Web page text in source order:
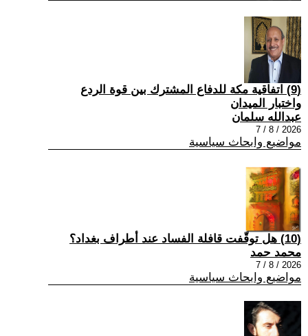
(9) اتفاقية مكة للدفاع المشترك بين قوة الردع
واختبار الميدان
عبدالله سلمان
2026 / 8 / 7
مواضيع وابحاث سياسية
(10) هل توقّفت قافلة الفساد عند أطراف بغداد؟
محمد حمد
2026 / 8 / 7
مواضيع وابحاث سياسية